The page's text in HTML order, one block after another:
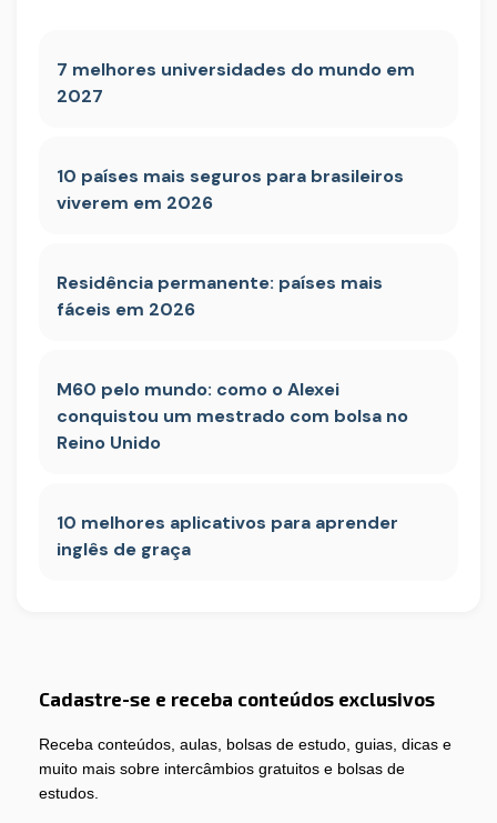
7 melhores universidades do mundo em
2027
10 países mais seguros para brasileiros
viverem em 2026
Residência permanente: países mais
fáceis em 2026
M60 pelo mundo: como o Alexei
conquistou um mestrado com bolsa no
Reino Unido
10 melhores aplicativos para aprender
inglês de graça
Cadastre-se e receba conteúdos exclusivos
Receba conteúdos, aulas, bolsas de estudo, guias, dicas e
muito mais sobre intercâmbios gratuitos e bolsas de
estudos.